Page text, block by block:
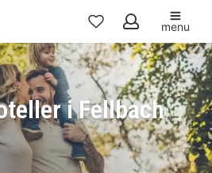
Mine
favoritter
menu
i Fellbach